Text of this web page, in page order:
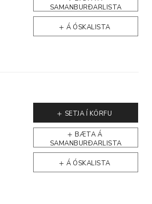
SAMANBURÐARLISTA
Á ÓSKALISTA
BÆTA Á
SAMANBURÐARLISTA
Á ÓSKALISTA
SETJA Í KÖRFU